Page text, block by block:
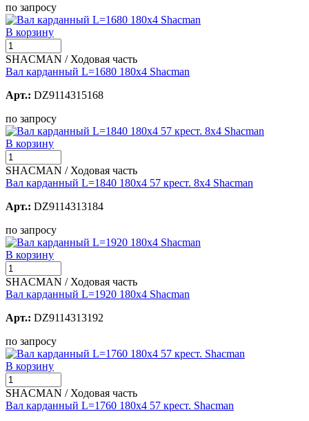
по запросу
В корзину
SHACMAN / Ходовая часть
Вал карданный L=1680 180х4 Shacman
Арт.: DZ9114315168
по запросу
В корзину
SHACMAN / Ходовая часть
Вал карданный L=1840 180х4 57 крест. 8х4 Shacman
Арт.: DZ9114313184
по запросу
В корзину
SHACMAN / Ходовая часть
Вал карданный L=1920 180х4 Shacman
Арт.: DZ9114313192
по запросу
В корзину
SHACMAN / Ходовая часть
Вал карданный L=1760 180х4 57 крест. Shacman